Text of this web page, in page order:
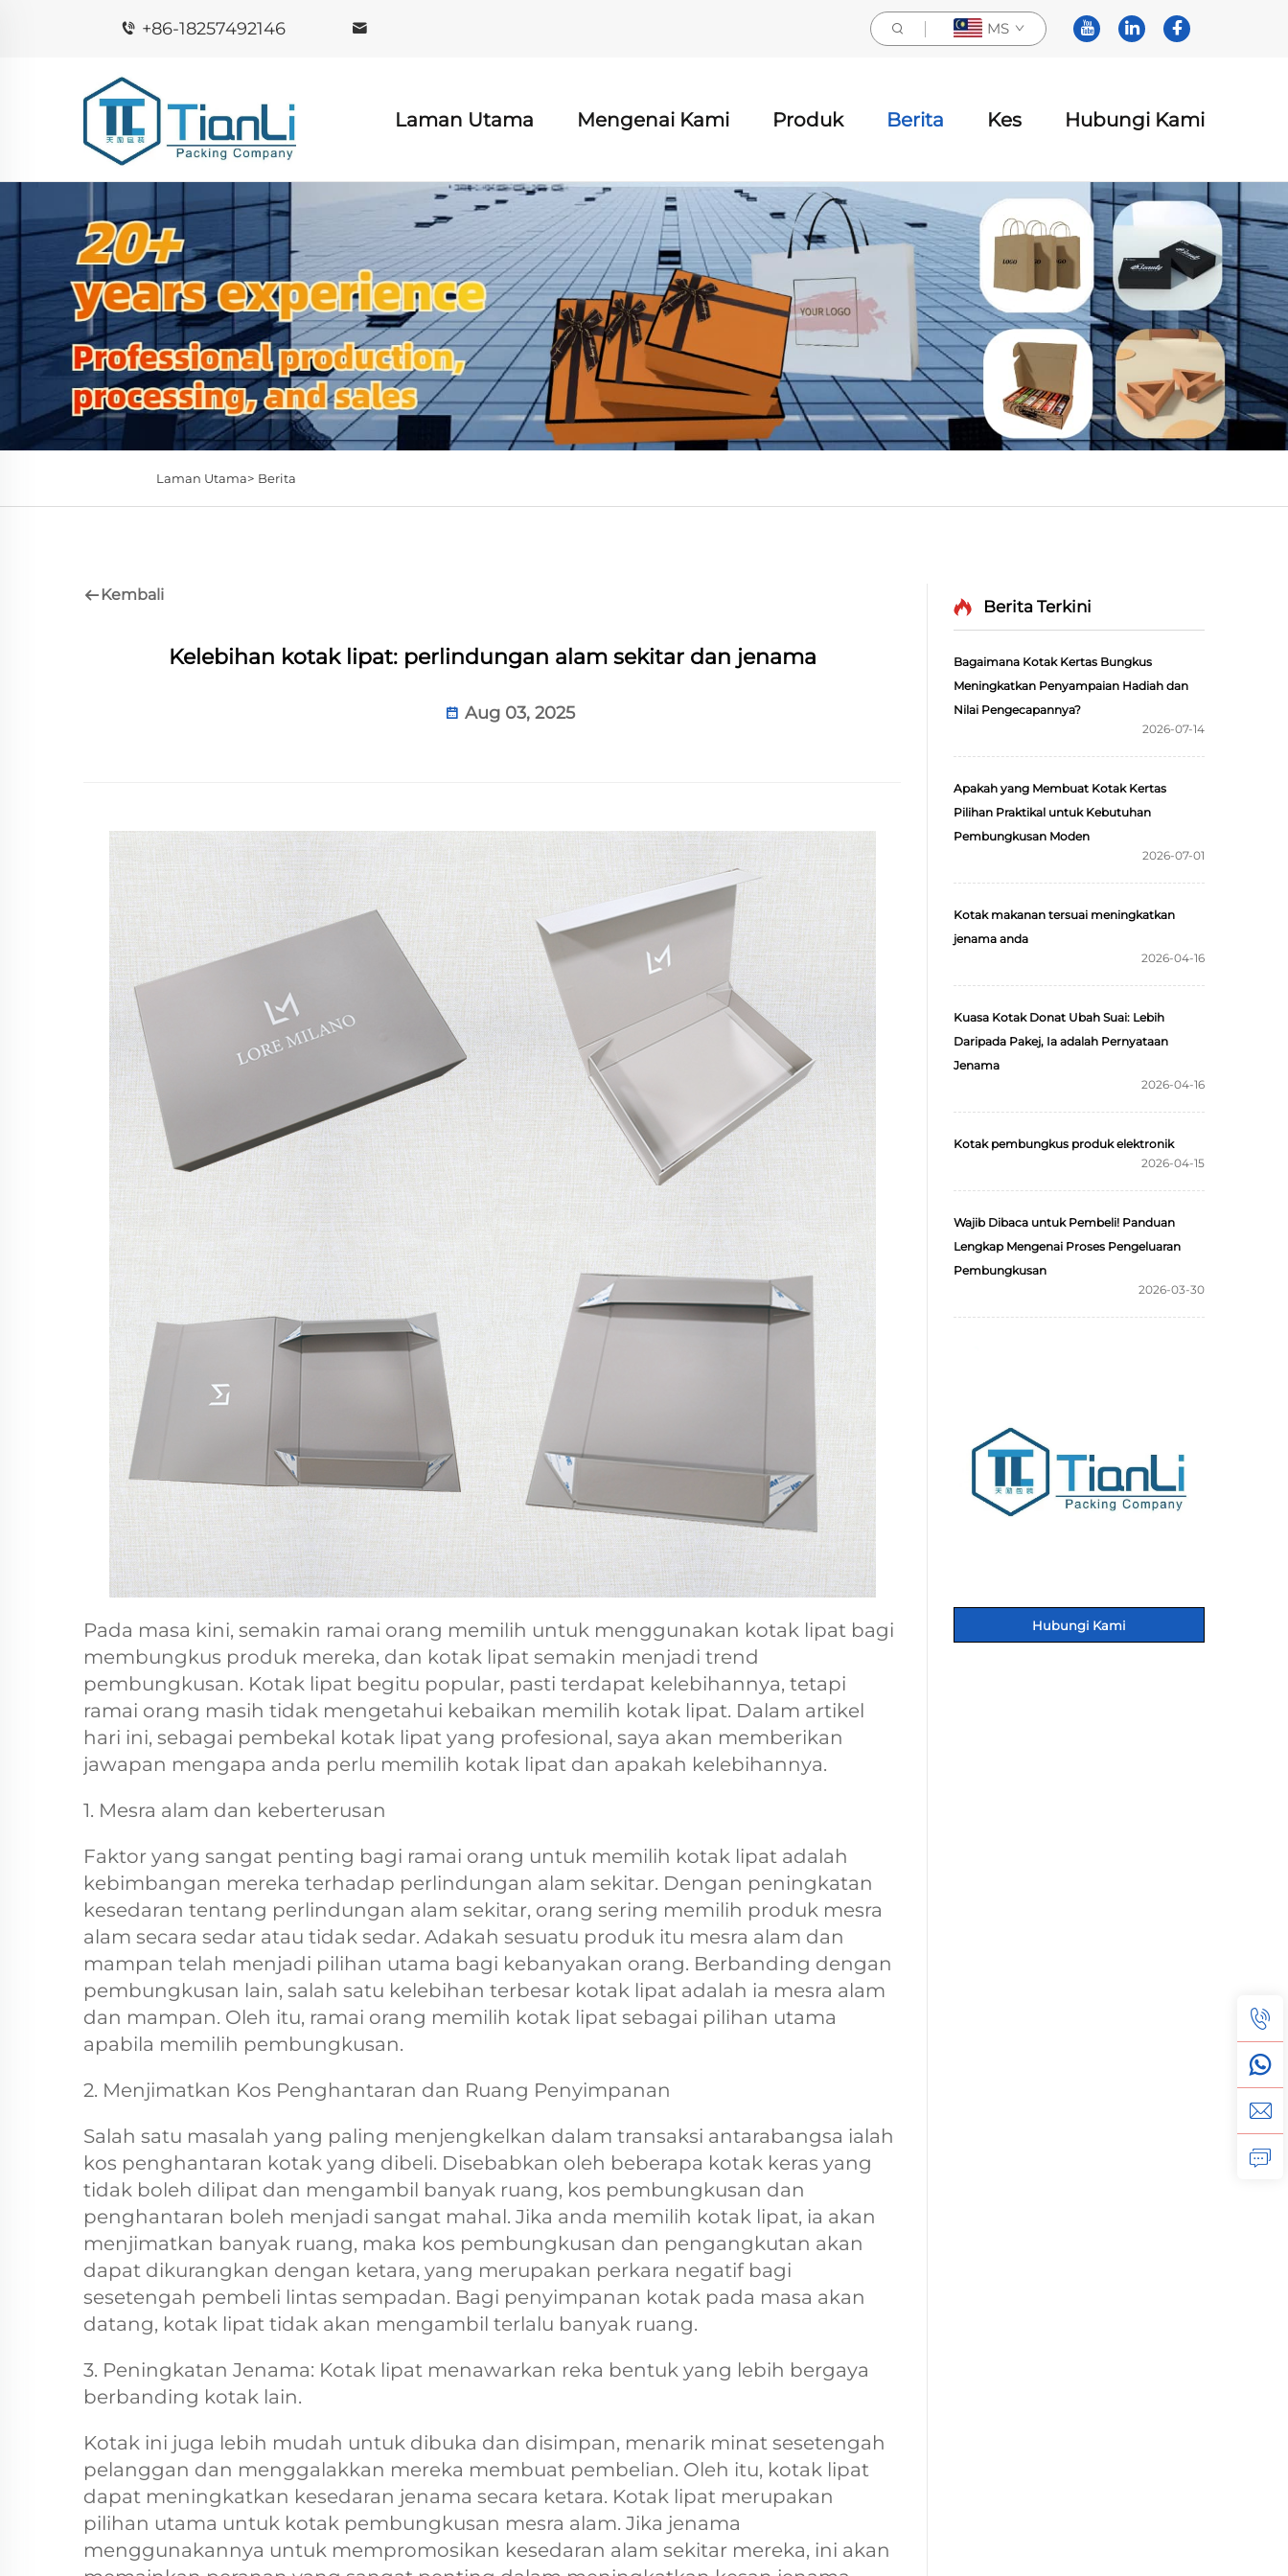
+86-18257492146 MS
Laman Utama Mengenai Kami Produk Berita Kes Hubungi Kami
Laman Utama> Berita
Kembali
Kelebihan kotak lipat: perlindungan alam sekitar dan jenama
Aug 03, 2025
Pada masa kini, semakin ramai orang memilih untuk menggunakan kotak lipat bagi
membungkus produk mereka, dan kotak lipat semakin menjadi trend
pembungkusan. Kotak lipat begitu popular, pasti terdapat kelebihannya, tetapi
ramai orang masih tidak mengetahui kebaikan memilih kotak lipat. Dalam artikel
hari ini, sebagai pembekal kotak lipat yang profesional, saya akan memberikan
jawapan mengapa anda perlu memilih kotak lipat dan apakah kelebihannya.
1. Mesra alam dan keberterusan
Faktor yang sangat penting bagi ramai orang untuk memilih kotak lipat adalah
kebimbangan mereka terhadap perlindungan alam sekitar. Dengan peningkatan
kesedaran tentang perlindungan alam sekitar, orang sering memilih produk mesra
alam secara sedar atau tidak sedar. Adakah sesuatu produk itu mesra alam dan
mampan telah menjadi pilihan utama bagi kebanyakan orang. Berbanding dengan
pembungkusan lain, salah satu kelebihan terbesar kotak lipat adalah ia mesra alam
dan mampan. Oleh itu, ramai orang memilih kotak lipat sebagai pilihan utama
apabila memilih pembungkusan.
2. Menjimatkan Kos Penghantaran dan Ruang Penyimpanan
Salah satu masalah yang paling menjengkelkan dalam transaksi antarabangsa ialah
kos penghantaran kotak yang dibeli. Disebabkan oleh beberapa kotak keras yang
tidak boleh dilipat dan mengambil banyak ruang, kos pembungkusan dan
penghantaran boleh menjadi sangat mahal. Jika anda memilih kotak lipat, ia akan
menjimatkan banyak ruang, maka kos pembungkusan dan pengangkutan akan
dapat dikurangkan dengan ketara, yang merupakan perkara negatif bagi
sesetengah pembeli lintas sempadan. Bagi penyimpanan kotak pada masa akan
datang, kotak lipat tidak akan mengambil terlalu banyak ruang.
3. Peningkatan Jenama: Kotak lipat menawarkan reka bentuk yang lebih bergaya
berbanding kotak lain.
Kotak ini juga lebih mudah untuk dibuka dan disimpan, menarik minat sesetengah
pelanggan dan menggalakkan mereka membuat pembelian. Oleh itu, kotak lipat
dapat meningkatkan kesedaran jenama secara ketara. Kotak lipat merupakan
pilihan utama untuk kotak pembungkusan mesra alam. Jika jenama
menggunakannya untuk mempromosikan kesedaran alam sekitar mereka, ini akan
Berita Terkini
Bagaimana Kotak Kertas Bungkus
Meningkatkan Penyampaian Hadiah dan
Nilai Pengecapannya?
2026-07-14
Apakah yang Membuat Kotak Kertas
Pilihan Praktikal untuk Kebutuhan
Pembungkusan Moden
2026-07-01
Kotak makanan tersuai meningkatkan
jenama anda
2026-04-16
Kuasa Kotak Donat Ubah Suai: Lebih
Daripada Pakej, Ia adalah Pernyataan
Jenama
2026-04-16
Kotak pembungkus produk elektronik
2026-04-15
Wajib Dibaca untuk Pembeli! Panduan
Lengkap Mengenai Proses Pengeluaran
Pembungkusan
2026-03-30
Hubungi Kami